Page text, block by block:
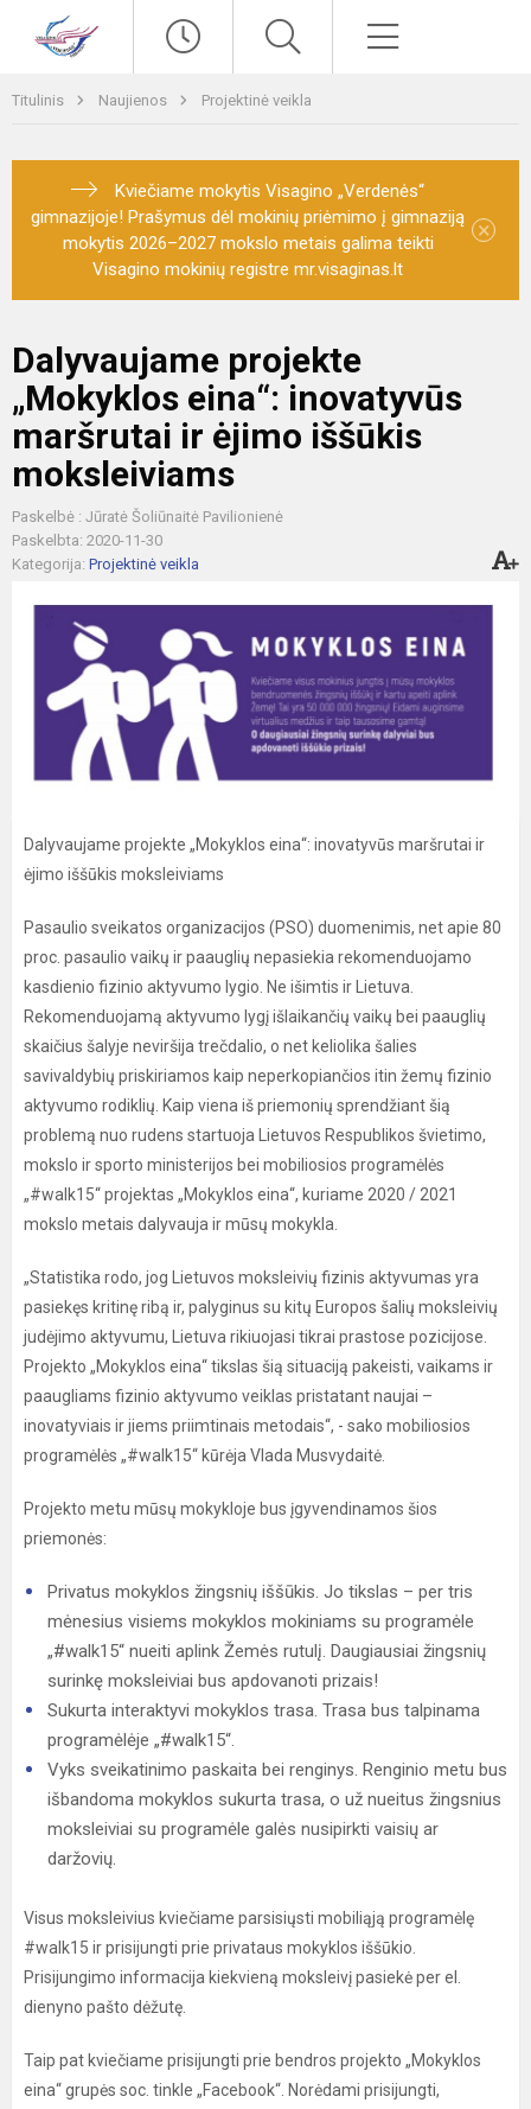
Titulinis Naujienos Projektinė veikla
Kviečiame mokytis Visagino „Verdenės“
gimnazijoje! Prašymus dėl mokinių priėmimo į gimnaziją
mokytis 2026–2027 mokslo metais galima teikti
Visagino mokinių registre mr.visaginas.lt
×
Dalyvaujame projekte
„Mokyklos eina“: inovatyvūs
maršrutai ir ėjimo iššūkis
moksleiviams
Paskelbė : Jūratė Šoliūnaitė Pavilionienė
Paskelbta: 2020-11-30
Kategorija: Projektinė veikla
Dalyvaujame projekte „Mokyklos eina“: inovatyvūs maršrutai ir
ėjimo iššūkis moksleiviams
Pasaulio sveikatos organizacijos (PSO) duomenimis, net apie 80
proc. pasaulio vaikų ir paauglių nepasiekia rekomenduojamo
kasdienio fizinio aktyvumo lygio. Ne išimtis ir Lietuva.
Rekomenduojamą aktyvumo lygį išlaikančių vaikų bei paauglių
skaičius šalyje neviršija trečdalio, o net keliolika šalies
savivaldybių priskiriamos kaip neperkopiančios itin žemų fizinio
aktyvumo rodiklių. Kaip viena iš priemonių sprendžiant šią
problemą nuo rudens startuoja Lietuvos Respublikos švietimo,
mokslo ir sporto ministerijos bei mobiliosios programėlės
„#walk15“ projektas „Mokyklos eina“, kuriame 2020 / 2021
mokslo metais dalyvauja ir mūsų mokykla.
„Statistika rodo, jog Lietuvos moksleivių fizinis aktyvumas yra
pasiekęs kritinę ribą ir, palyginus su kitų Europos šalių moksleivių
judėjimo aktyvumu, Lietuva rikiuojasi tikrai prastose pozicijose.
Projekto „Mokyklos eina“ tikslas šią situaciją pakeisti, vaikams ir
paaugliams fizinio aktyvumo veiklas pristatant naujai –
inovatyviais ir jiems priimtinais metodais“, - sako mobiliosios
programėlės „#walk15“ kūrėja Vlada Musvydaitė.
Projekto metu mūsų mokykloje bus įgyvendinamos šios
priemonės:
Privatus mokyklos žingsnių iššūkis. Jo tikslas – per tris
mėnesius visiems mokyklos mokiniams su programėle
„#walk15“ nueiti aplink Žemės rutulį. Daugiausiai žingsnių
surinkę moksleiviai bus apdovanoti prizais!
Sukurta interaktyvi mokyklos trasa. Trasa bus talpinama
programėlėje „#walk15“.
Vyks sveikatinimo paskaita bei renginys. Renginio metu bus
išbandoma mokyklos sukurta trasa, o už nueitus žingsnius
moksleiviai su programėle galės nusipirkti vaisių ar
daržovių.
Visus moksleivius kviečiame parsisiųsti mobiliąją programėlę
#walk15 ir prisijungti prie privataus mokyklos iššūkio.
Prisijungimo informacija kiekvieną moksleivį pasiekė per el.
dienyno pašto dėžutę.
Taip pat kviečiame prisijungti prie bendros projekto „Mokyklos
eina“ grupės soc. tinkle „Facebook“. Norėdami prisijungti,